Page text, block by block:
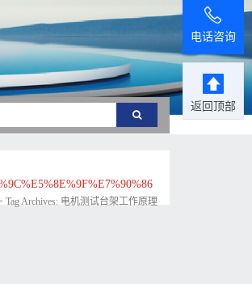
Tag Archives: 电机测试台架工作原理
电话咨询
返回顶部